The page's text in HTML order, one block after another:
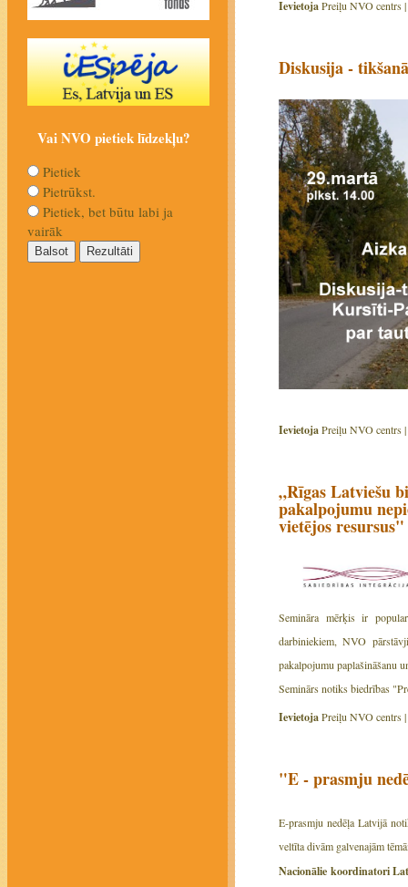
IevietojaPreiļu NVO centrs |
Diskusija -
IevietojaPreiļu NVO centrs |
„Rīgas Latviešu
pakalpojumu
vietējos resursus"
Semināra mērķis ir
darbiniekiem, NVO
pakalpojumu paplašināšanu
Seminārs notiks biedrības
IevietojaPreiļu NVO centrs |
"E - prasmju
E-prasmju nedēļa Latvijā
veltīta divām galvenajām
Nacionālie koordinatori
Vai NVO pietiek līdzekļu?
Pietiek
Pietrūkst.
Pietiek, bet būtu labi ja
vairāk